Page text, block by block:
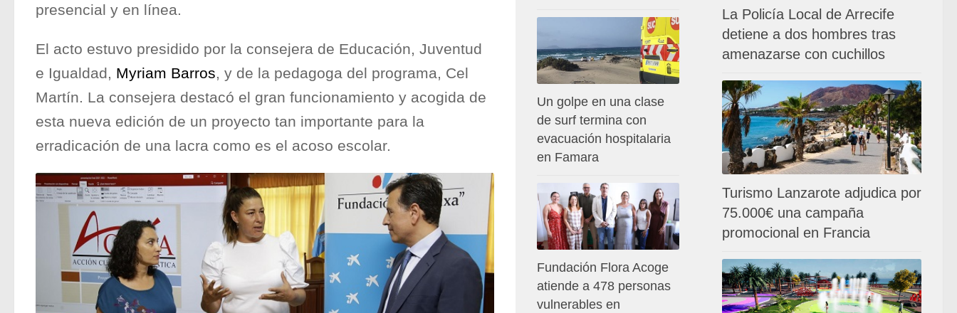
presencial y en línea.
El acto estuvo presidido por la consejera de Educación, Juventud
e Igualdad, Myriam Barros, y de la pedagoga del programa, Cel
Martín. La consejera destacó el gran funcionamiento y acogida de
esta nueva edición de un proyecto tan importante para la
erradicación de una lacra como es el acoso escolar.
La Policía Local de Arrecife
detiene a dos hombres tras
amenazarse con cuchillos
Turismo Lanzarote adjudica por
75.000€ una campaña
promocional en Francia
Un golpe en una clase
de surf termina con
evacuación hospitalaria
en Famara
Fundación Flora Acoge
atiende a 478 personas
vulnerables en